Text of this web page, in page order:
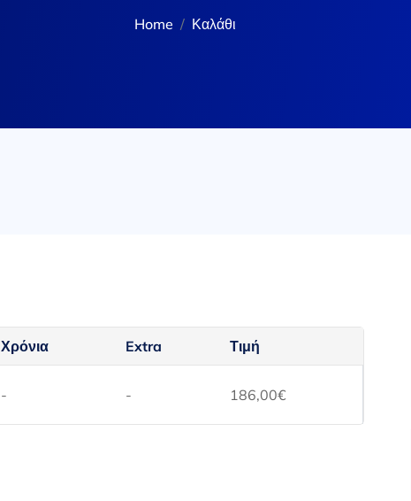
Home Καλάθι
Χρόνια Extra Τιμή
- - 186,00€